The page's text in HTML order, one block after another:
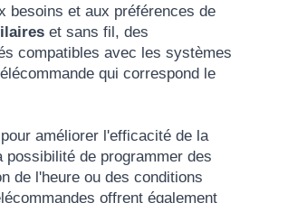
besoins et aux préférences de
et sans fil, des
compatibles avec les systèmes
qui correspond le
améliorer l'efficacité de la
de programmer des
de l'heure ou des conditions
offrent également